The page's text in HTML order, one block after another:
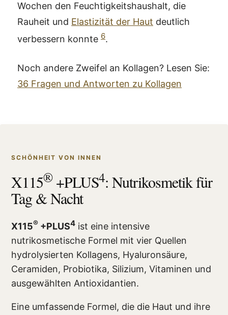
Wochen den Feuchtigkeitshaushalt, die
Rauheit und Elastizität der Haut deutlich
verbessern konnte 6.
Noch andere Zweifel an Kollagen? Lesen Sie:
36 Fragen und Antworten zu Kollagen
SCHÖNHEIT VON INNEN
X115®+PLUS4: Nutrikosmetik für
Tag & Nacht
X115® +PLUS4 ist eine intensive
nutrikosmetische Formel mit vier Quellen
hydrolysierten Kollagens, Hyaluronsäure,
Ceramiden, Probiotika, Silizium, Vitaminen und
ausgewählten Antioxidantien.
Eine umfassende Formel, die die Haut und ihre